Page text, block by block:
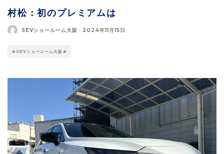
村松：初のプレミアムは
SEVショールーム大阪 · 2024年11月15日
★SEVショールーム大阪★